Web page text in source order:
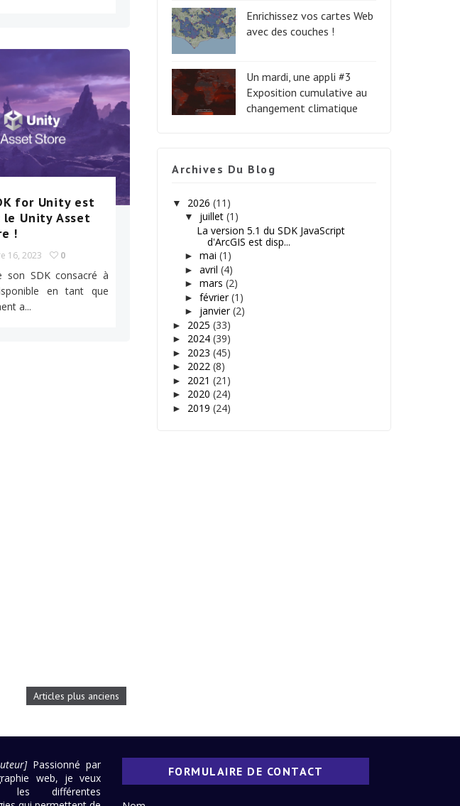
for Unity est
Unity Asset
!
16, 2023 0
son SDK consacré à
en tant que
a...
Articles plus anciens
Enrichissez vos cartes Web
avec des couches !
Un mardi, une appli #3
Exposition cumulative au
changement climatique
Archives Du Blog
▼ 2026 (11)
▼ juillet (1)
La version 5.1 du SDK JavaScript
d'ArcGIS est disp...
► mai (1)
► avril (4)
► mars (2)
► février(1)
► janvier(2)
► 2025 (33)
► 2024 (39)
► 2023 (45)
► 2022 (8)
► 2021 (21)
► 2020 (24)
► 2019 (24)
Passionné par
web, je veux
les différentes
FORMULAIRE DE CONTACT